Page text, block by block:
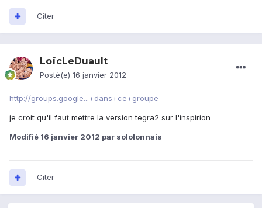
Citer
LoïcLeDuault
Posté(e) 16 janvier 2012
http://groups.google...+dans+ce+groupe
je croit qu'il faut mettre la version tegra2 sur l'inspirion
Modifié 16 janvier 2012 par sololonnais
Citer